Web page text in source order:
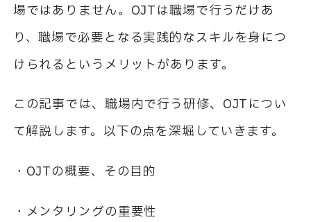
場ではありません。 OJTは職場で行うだけあ
り、職場で必要となる実践的なスキルを身につ
けられるというメリットがあります。
この記事では、職場内で行う研修、 OJTについ
て解説します。以下の点を深堀していきます。
・ OJTの概要、その目的
・メンタリングの重要性